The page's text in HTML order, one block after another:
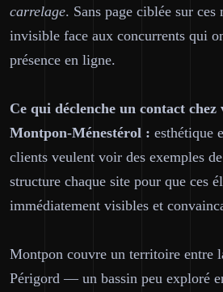
carrelage. Sans page ciblée sur ces
invisible face aux concurrents qui
présence en ligne.
Ce qui déclenche un contact chez
Montpon-Ménestérol : esthétique
clients veulent voir des exemples
structure chaque site pour que ces
immédiatement visibles et
Montpon couvre un territoire entre
Périgord — un bassin peu exploré